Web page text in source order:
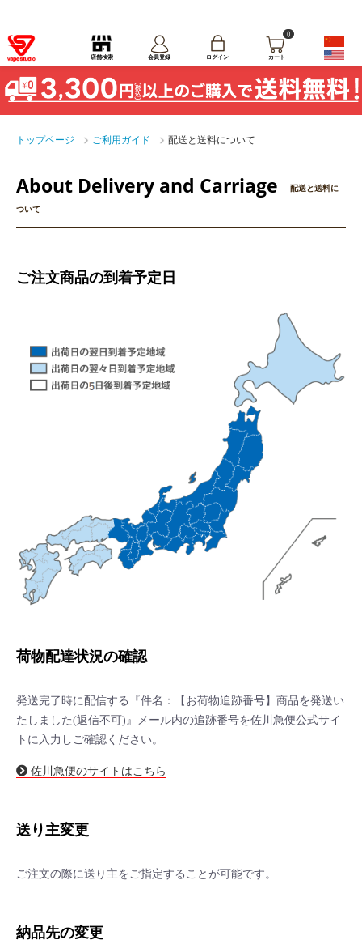
店舗検索 会員登録 ログイン
0
カート
トップページ ご利用ガイド 配送と送料について
About Delivery and Carriage 配送と送料に
ついて
ご注文商品の到着予定日
荷物配達状況の確認
発送完了時に配信する『件名：【お荷物追跡番号】商品を発送い
たしました(返信不可)』メール内の追跡番号を佐川急便公式サイ
トに入力しご確認ください。
佐川急便のサイトはこちら
送り主変更
ご注文の際に送り主をご指定することが可能です。
納品先の変更